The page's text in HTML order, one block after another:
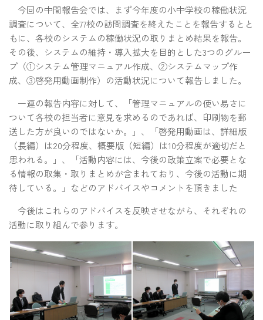
今回の中間報告会では、まず今年度の小中学校の稼働状況
調査について、全77校の訪問調査を終えたことを報告するとと
もに、各校のシステムの稼働状況の取りまとめ結果を報告。
その後、システムの維持・導入拡大を目的とした3つのグルー
プ（①システム管理マニュアル作成、②システムマップ作
成、③啓発用動画制作）の活動状況について報告しました。
一連の報告内容に対して、「管理マニュアルの使い易さに
ついて各校の担当者に意見を求めるのであれば、印刷物を郵
送した方が良いのではないか。」、「啓発用動画は、詳細版
（長編）は20分程度、概要版（短編）は10分程度が適切だと
思われる。」、「活動内容には、今後の政策立案で必要とな
る情報の取集・取りまとめが含まれており、今後の活動に期
待している。」などのアドバイスやコメントを頂きました
今後はこれらのアドバイスを反映させながら、それぞれの
活動に取り組んで参ります。